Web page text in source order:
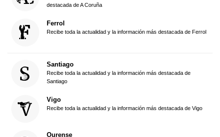
destacada de A Coruña
Ferrol
Recibe toda la actualidad y la información más destacada de Ferrol
Santiago
Recibe toda la actualidad y la información más destacada de
Santiago
Vigo
Recibe toda la actualidad y la información más destacada de Vigo
Ourense